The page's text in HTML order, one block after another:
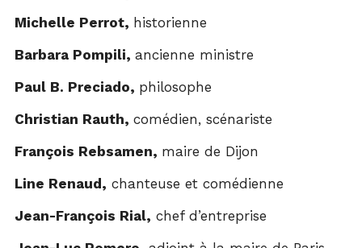
Michelle Perrot, historienne
Barbara Pompili, ancienne ministre
Paul B. Preciado, philosophe
Christian Rauth, comédien, scénariste
François Rebsamen, maire de Dijon
Line Renaud, chanteuse et comédienne
Jean-François Rial, chef d’entreprise